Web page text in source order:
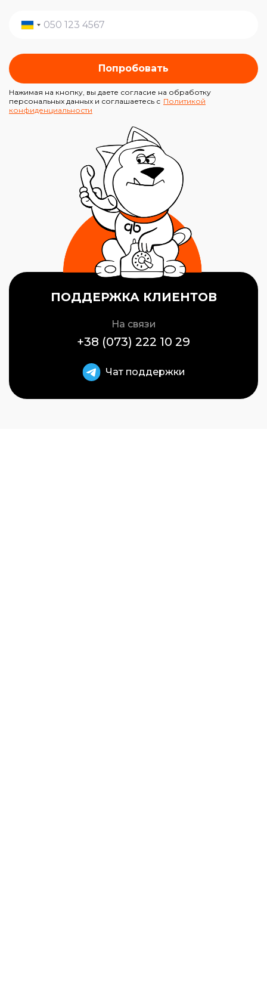
Попробовать
Нажимая на кнопку, вы даете согласие на обработку
персональных данных и соглашаетесь с Политикой
конфиденциальности
ПОДДЕРЖКА КЛИЕНТОВ
На связи
+38 (073) 222 10 29
Чат поддержки